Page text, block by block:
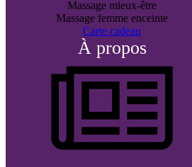
Massage mieux-être
Massage femme enceinte
Carte cadeau
À propos